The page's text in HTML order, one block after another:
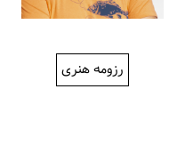
رزومه هنری